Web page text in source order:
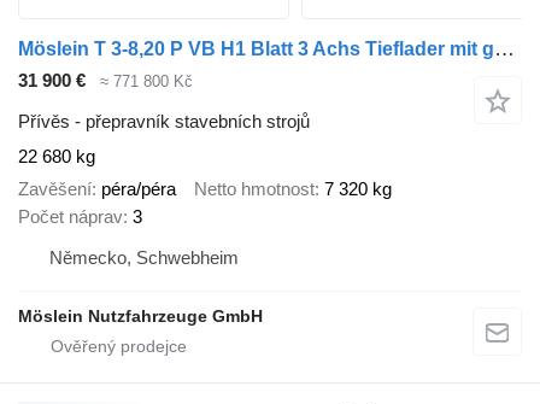
Möslein T 3-8,20 P VB H1 Blatt 3 Achs Tieflader mit gerader Ladefläche 8
31 900 € ≈ 771 800 Kč
Přívěs - přepravník stavebních strojů
22 680 kg
Zavěšení péra/péra Netto hmotnost 7 320 kg
Počet náprav 3
Německo, Schwebheim
Möslein Nutzfahrzeuge GmbH